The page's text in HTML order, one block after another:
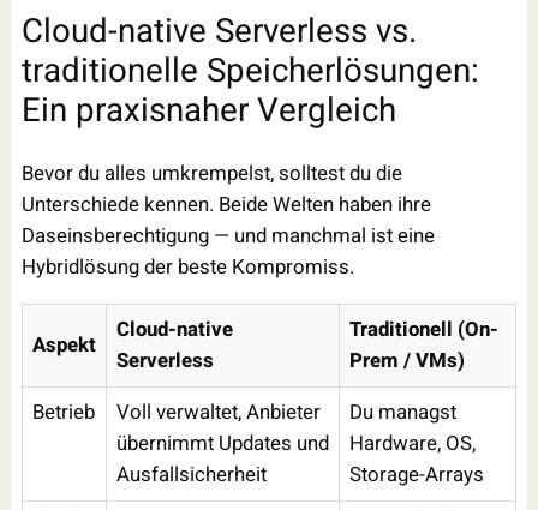
Cloud-native Serverless vs.
traditionelle Speicherlösungen:
Ein praxisnaher Vergleich
Bevor du alles umkrempelst, solltest du die
Unterschiede kennen. Beide Welten haben ihre
Daseinsberechtigung — und manchmal ist eine
Hybridlösung der beste Kompromiss.
Aspekt
Cloud-native
Serverless
Traditionell (On-
Prem / VMs)
Betrieb
Voll verwaltet, Anbieter
übernimmt Updates und
Ausfallsicherheit
Du managst
Hardware, OS,
Storage-Arrays